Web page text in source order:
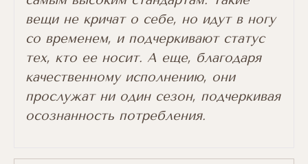
вещи не кричат о себе, но идут в ногу
со временем, и подчеркивают статус
тех, кто ее носит. А еще, благодаря
качественному исполнению, они
прослужат ни один сезон, подчеркивая
осознанность потребления.